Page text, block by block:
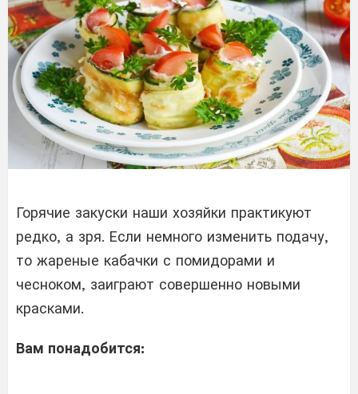
Горячие закуски наши хозяйки практикуют
редко, а зря. Если немного изменить подачу,
то жареные кабачки с помидорами и
чесноком, заиграют совершенно новыми
красками.
Вам понадобится: